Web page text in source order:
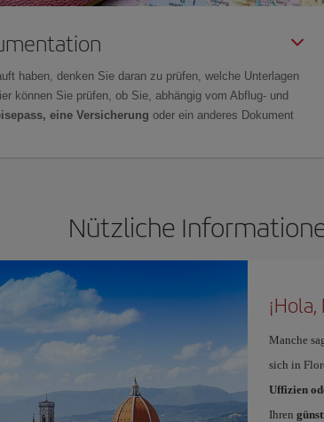
haben, denken Sie daran zu prüfen, welche Unterlagen
können Sie prüfen, ob Sie, abhängig vom Abflug- und
eine Versicherung oder ein anderes Dokument
Nützliche
Manche
sich in
Uffizien
Ihren